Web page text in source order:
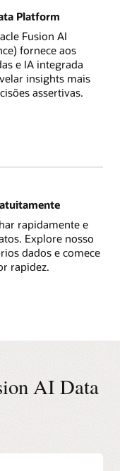
Platform
Fusion AI
fornece aos
e IA integrada
insights mais
assertivas.
rapidamente e
Explore nosso
dados e comece
rapidez.
AI Data